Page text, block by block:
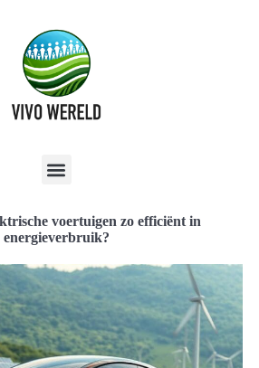
voertuigen zo efficiënt in
energieverbruik?